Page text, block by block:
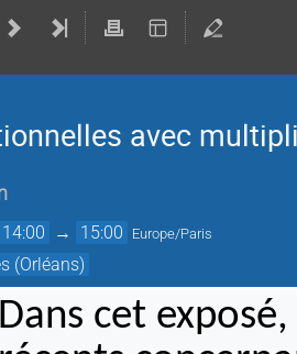
avec
→ 15:00 Europe/Paris
(Orléans)
Dans cet